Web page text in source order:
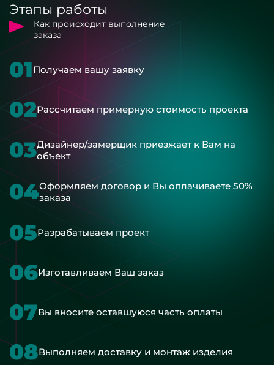
Этапы работы
Как происходит выполнение
заказа
01Получаем вашу заявку
02Рассчитаем примерную стоимость проекта
03Дизайнер/замерщик приезжает к Вам на
объект
04Оформляем договор и Вы оплачиваете 50%
заказа
05Разрабатываем проект
06Изготавливаем Ваш заказ
07Вы вносите оставшуюся часть оплаты
08Выполняем доставку и монтаж изделия